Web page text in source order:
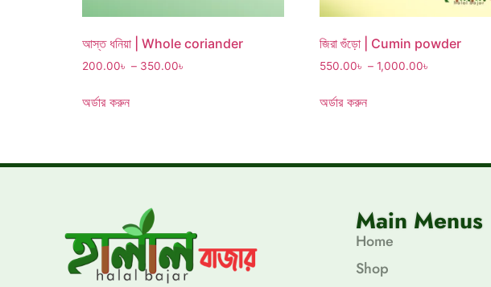
আস্ত ধনিয়া | Whole coriander
200.00৳ – 350.00৳
অর্ডার করুন
জিরা গুঁড়ো | Cumin powder
550.00৳ – 1,000.00৳
অর্ডার করুন
Main Menus
Home
Shop